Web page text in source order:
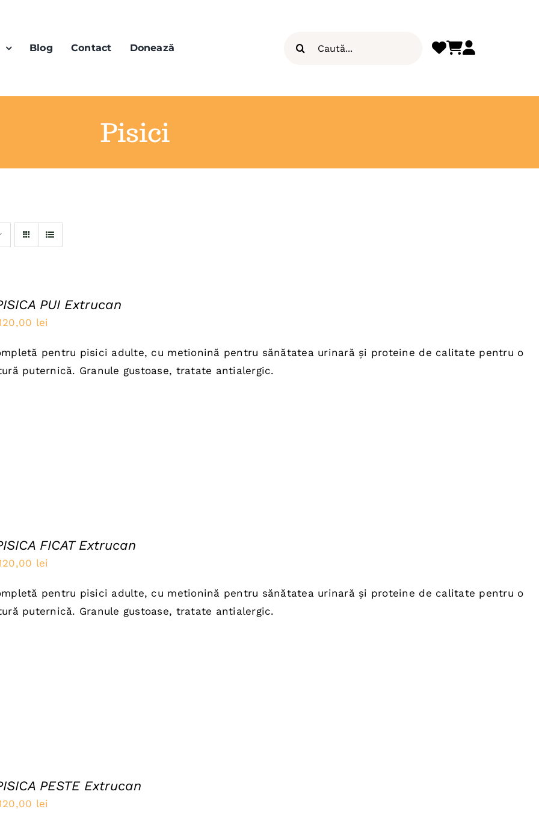
Blog Contact Donează
Pisici
PUI Extrucan
lei
este:
120,00 lei.
pentru pisici adulte, cu metionină pentru sănătatea urinară și proteine de calitate pentru o
puternică. Granule gustoase, tratate antialergic.
FICAT Extrucan
lei
este:
120,00 lei.
pentru pisici adulte, cu metionină pentru sănătatea urinară și proteine de calitate pentru o
puternică. Granule gustoase, tratate antialergic.
PESTE Extrucan
lei